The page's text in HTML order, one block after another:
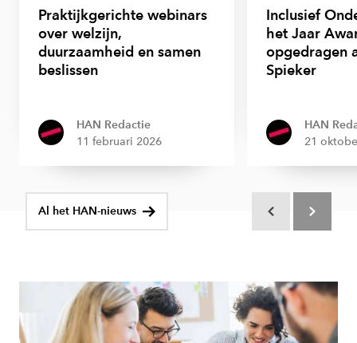
Praktijkgerichte webinars
over welzijn,
duurzaamheid en samen
beslissen
HAN Redactie
11 februari 2026
Inclusief
het Jaar
opgedragen
Spieker
HAN
21
Al het HAN-nieuws